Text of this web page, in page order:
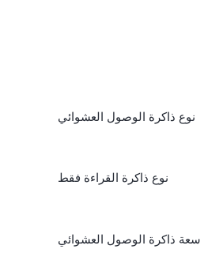
نوع ذاكرة الوصول العشوائي
نوع ذاكرة القراءة فقط
سعة ذاكرة الوصول العشوائي